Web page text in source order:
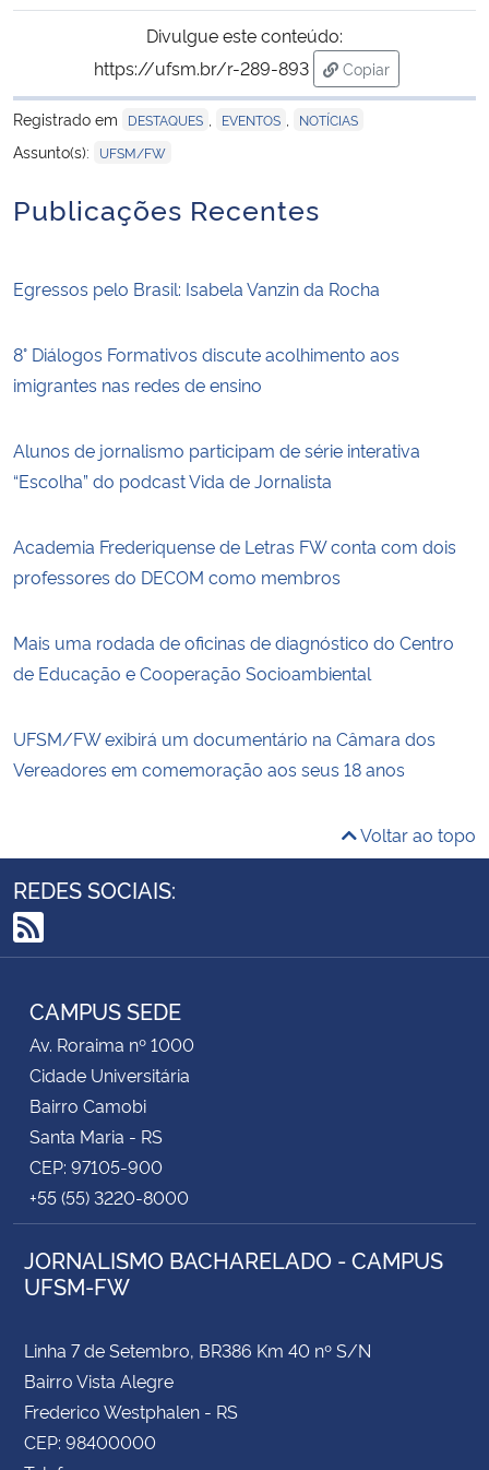
Divulgue este conteúdo:
https://ufsm.br/r-289-893
Copiar
para área de
Registrado em
DESTAQUES EVENTOS NOTÍCIAS
Assunto(s): UFSM/FW
Publicações Recentes
Egressos pelo Brasil: Isabela Vanzin da Rocha
8° Diálogos Formativos discute acolhimento aos
imigrantes nas redes de ensino
Alunos de jornalismo participam de série interativa
“Escolha” do podcast Vida de Jornalista
Academia Frederiquense de Letras FW conta com dois
professores do DECOM como membros
Mais uma rodada de oficinas de diagnóstico do Centro
de Educação e Cooperação Socioambiental
UFSM/FW exibirá um documentário na Câmara dos
Vereadores em comemoração aos seus 18 anos
Voltar ao topo
REDES SOCIAIS:
RSS
CAMPUS SEDE
Av. Roraima nº 1000
Cidade Universitária
Bairro Camobi
Santa Maria - RS
CEP: 97105-900
+55 (55) 3220-8000
JORNALISMO BACHARELADO - CAMPUS
UFSM-FW
Linha 7 de Setembro, BR386 Km 40 nº S/N
Bairro Vista Alegre
Frederico Westphalen - RS
CEP: 98400000